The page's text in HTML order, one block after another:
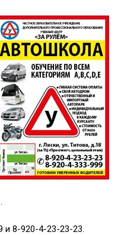
и 8-920-4-23-23-23.